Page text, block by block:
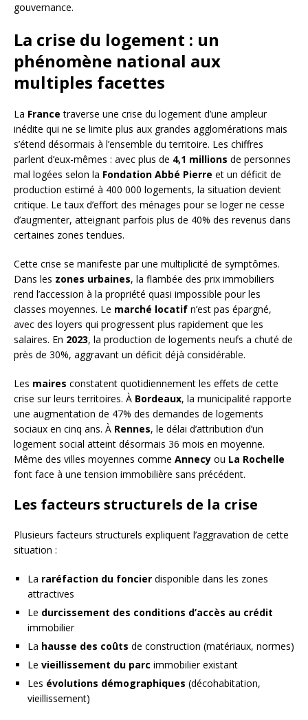
gouvernance.
La crise du logement : un
phénomène national aux
multiples facettes
La France traverse une crise du logement d’une ampleur
inédite qui ne se limite plus aux grandes agglomérations mais
s’étend désormais à l’ensemble du territoire. Les chiffres
parlent d’eux-mêmes : avec plus de 4,1 millions de personnes
mal logées selon la Fondation Abbé Pierre et un déficit de
production estimé à 400 000 logements, la situation devient
critique. Le taux d’effort des ménages pour se loger ne cesse
d’augmenter, atteignant parfois plus de 40% des revenus dans
certaines zones tendues.
Cette crise se manifeste par une multiplicité de symptômes.
Dans les zones urbaines, la flambée des prix immobiliers
rend l’accession à la propriété quasi impossible pour les
classes moyennes. Le marché locatif n’est pas épargné,
avec des loyers qui progressent plus rapidement que les
salaires. En 2023, la production de logements neufs a chuté de
près de 30%, aggravant un déficit déjà considérable.
Les maires constatent quotidiennement les effets de cette
crise sur leurs territoires. À Bordeaux, la municipalité rapporte
une augmentation de 47% des demandes de logements
sociaux en cinq ans. À Rennes, le délai d’attribution d’un
logement social atteint désormais 36 mois en moyenne.
Même des villes moyennes comme Annecy ou La Rochelle
font face à une tension immobilière sans précédent.
Les facteurs structurels de la crise
Plusieurs facteurs structurels expliquent l’aggravation de cette
situation :
La raréfaction du foncier disponible dans les zones
attractives
Le durcissement des conditions d’accès au crédit
immobilier
La hausse des coûts de construction (matériaux, normes)
Le vieillissement du parc immobilier existant
Les évolutions démographiques (décohabitation,
vieillissement)